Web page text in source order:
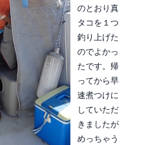
のとおり真
タコを１つ
釣り上げた
のでよかっ
たです。帰
ってから早
速煮つけに
していただ
きましたが
めっちゃう